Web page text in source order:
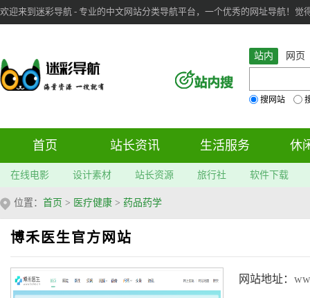
欢迎来到迷彩导航 - 专业的中文网站分类导航平台，一个优秀的网址导航！觉
站内 网页
搜网站
首页 站长资讯 生活服务 休
在线电影 设计素材 站长资源 旅行社 软件下载
位置： 首页 > 医疗健康 > 药品药学
博禾医生官方网站
网站地址：